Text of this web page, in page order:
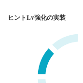
ヒントLv強化の実装